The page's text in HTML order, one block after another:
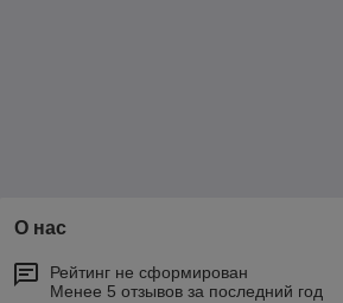
О нас
Рейтинг не сформирован
Менее 5 отзывов за последний год